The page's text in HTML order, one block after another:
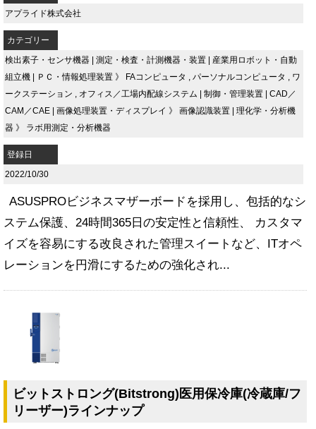
アプライド株式会社
カテゴリー
検出素子・センサ機器
測定・検査・計測機器・装置
産業用ロボット・自動
組立機
ＰＣ・情報処理装置 》 FAコンピュータ , パーソナルコンピュータ , ワ
ークステーション , オフィス／工場内配線システム 制御・管理装置
CAD／
CAM／CAE
画像処理装置・ディスプレイ 》 画像認識装置
理化学・分析機
器 》 ラボ用測定・分析機器
登録日
2022/10/30
ASUSPROビジネスマザーボードを採用し、包括的なシ
ステム保護、24時間365日の安定性と信頼性、 カスタマ
イズを容易にする改良された管理スイートなど、ITオペ
レーションを円滑にするための強化され...
ビットストロング(Bitstrong)医用保冷庫(冷蔵庫/フ
リーザー)ラインナップ